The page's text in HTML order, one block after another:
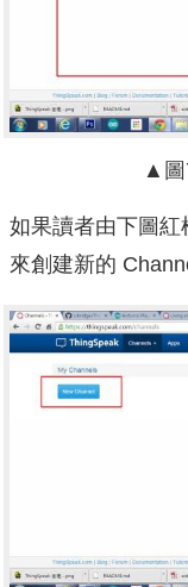
▲圖
如果讀者由下圖
來創建新的